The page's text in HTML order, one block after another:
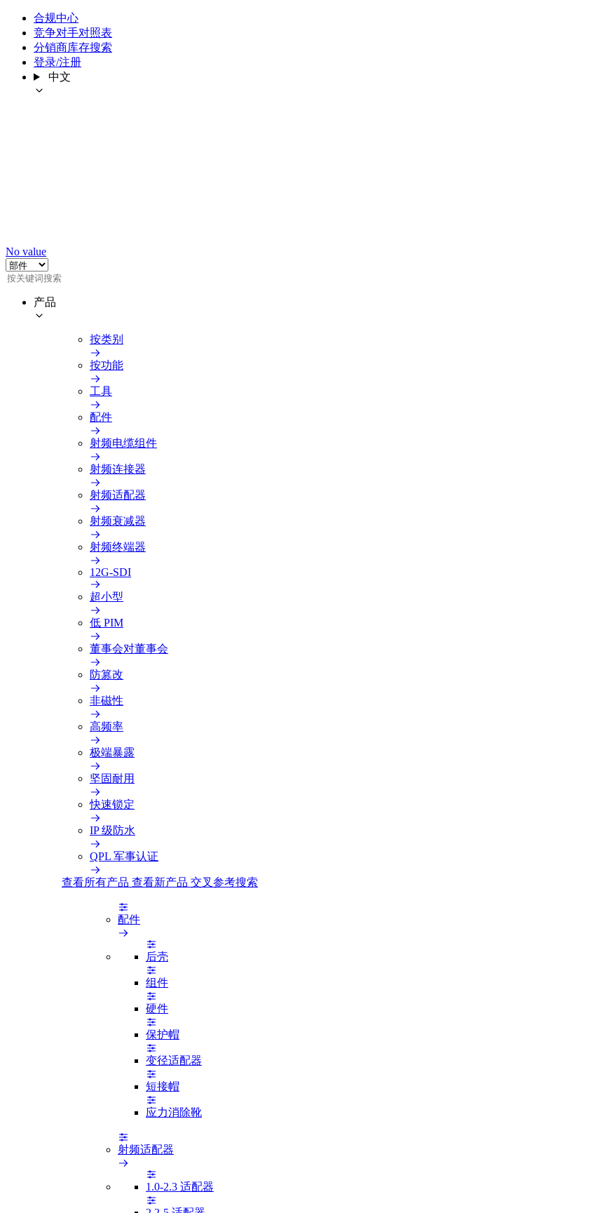
合规中心
竞争对手对照表
分销商库存搜索
登录/注册
中文
No value
产品
按类别
按功能
工具
配件
射频电缆组件
射频连接器
射频适配器
射频衰减器
射频终端器
12G-SDI
超小型
低 PIM
董事会对董事会
防篡改
非磁性
高频率
极端暴露
坚固耐用
快速锁定
IP 级防水
QPL 军事认证
查看所有产品 查看新产品 交叉参考搜索
配件
后壳
组件
硬件
保护帽
变径适配器
短接帽
应力消除靴
射频适配器
1.0-2.3 适配器